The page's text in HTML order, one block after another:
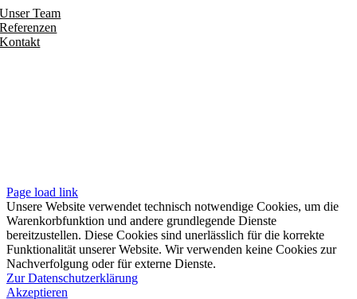
Unser Team
Referenzen
Kontakt
Page load link
Unsere Website verwendet technisch notwendige Cookies, um die
Warenkorbfunktion und andere grundlegende Dienste
bereitzustellen. Diese Cookies sind unerlässlich für die korrekte
Funktionalität unserer Website. Wir verwenden keine Cookies zur
Nachverfolgung oder für externe Dienste.
Zur Datenschutzerklärung
Akzeptieren